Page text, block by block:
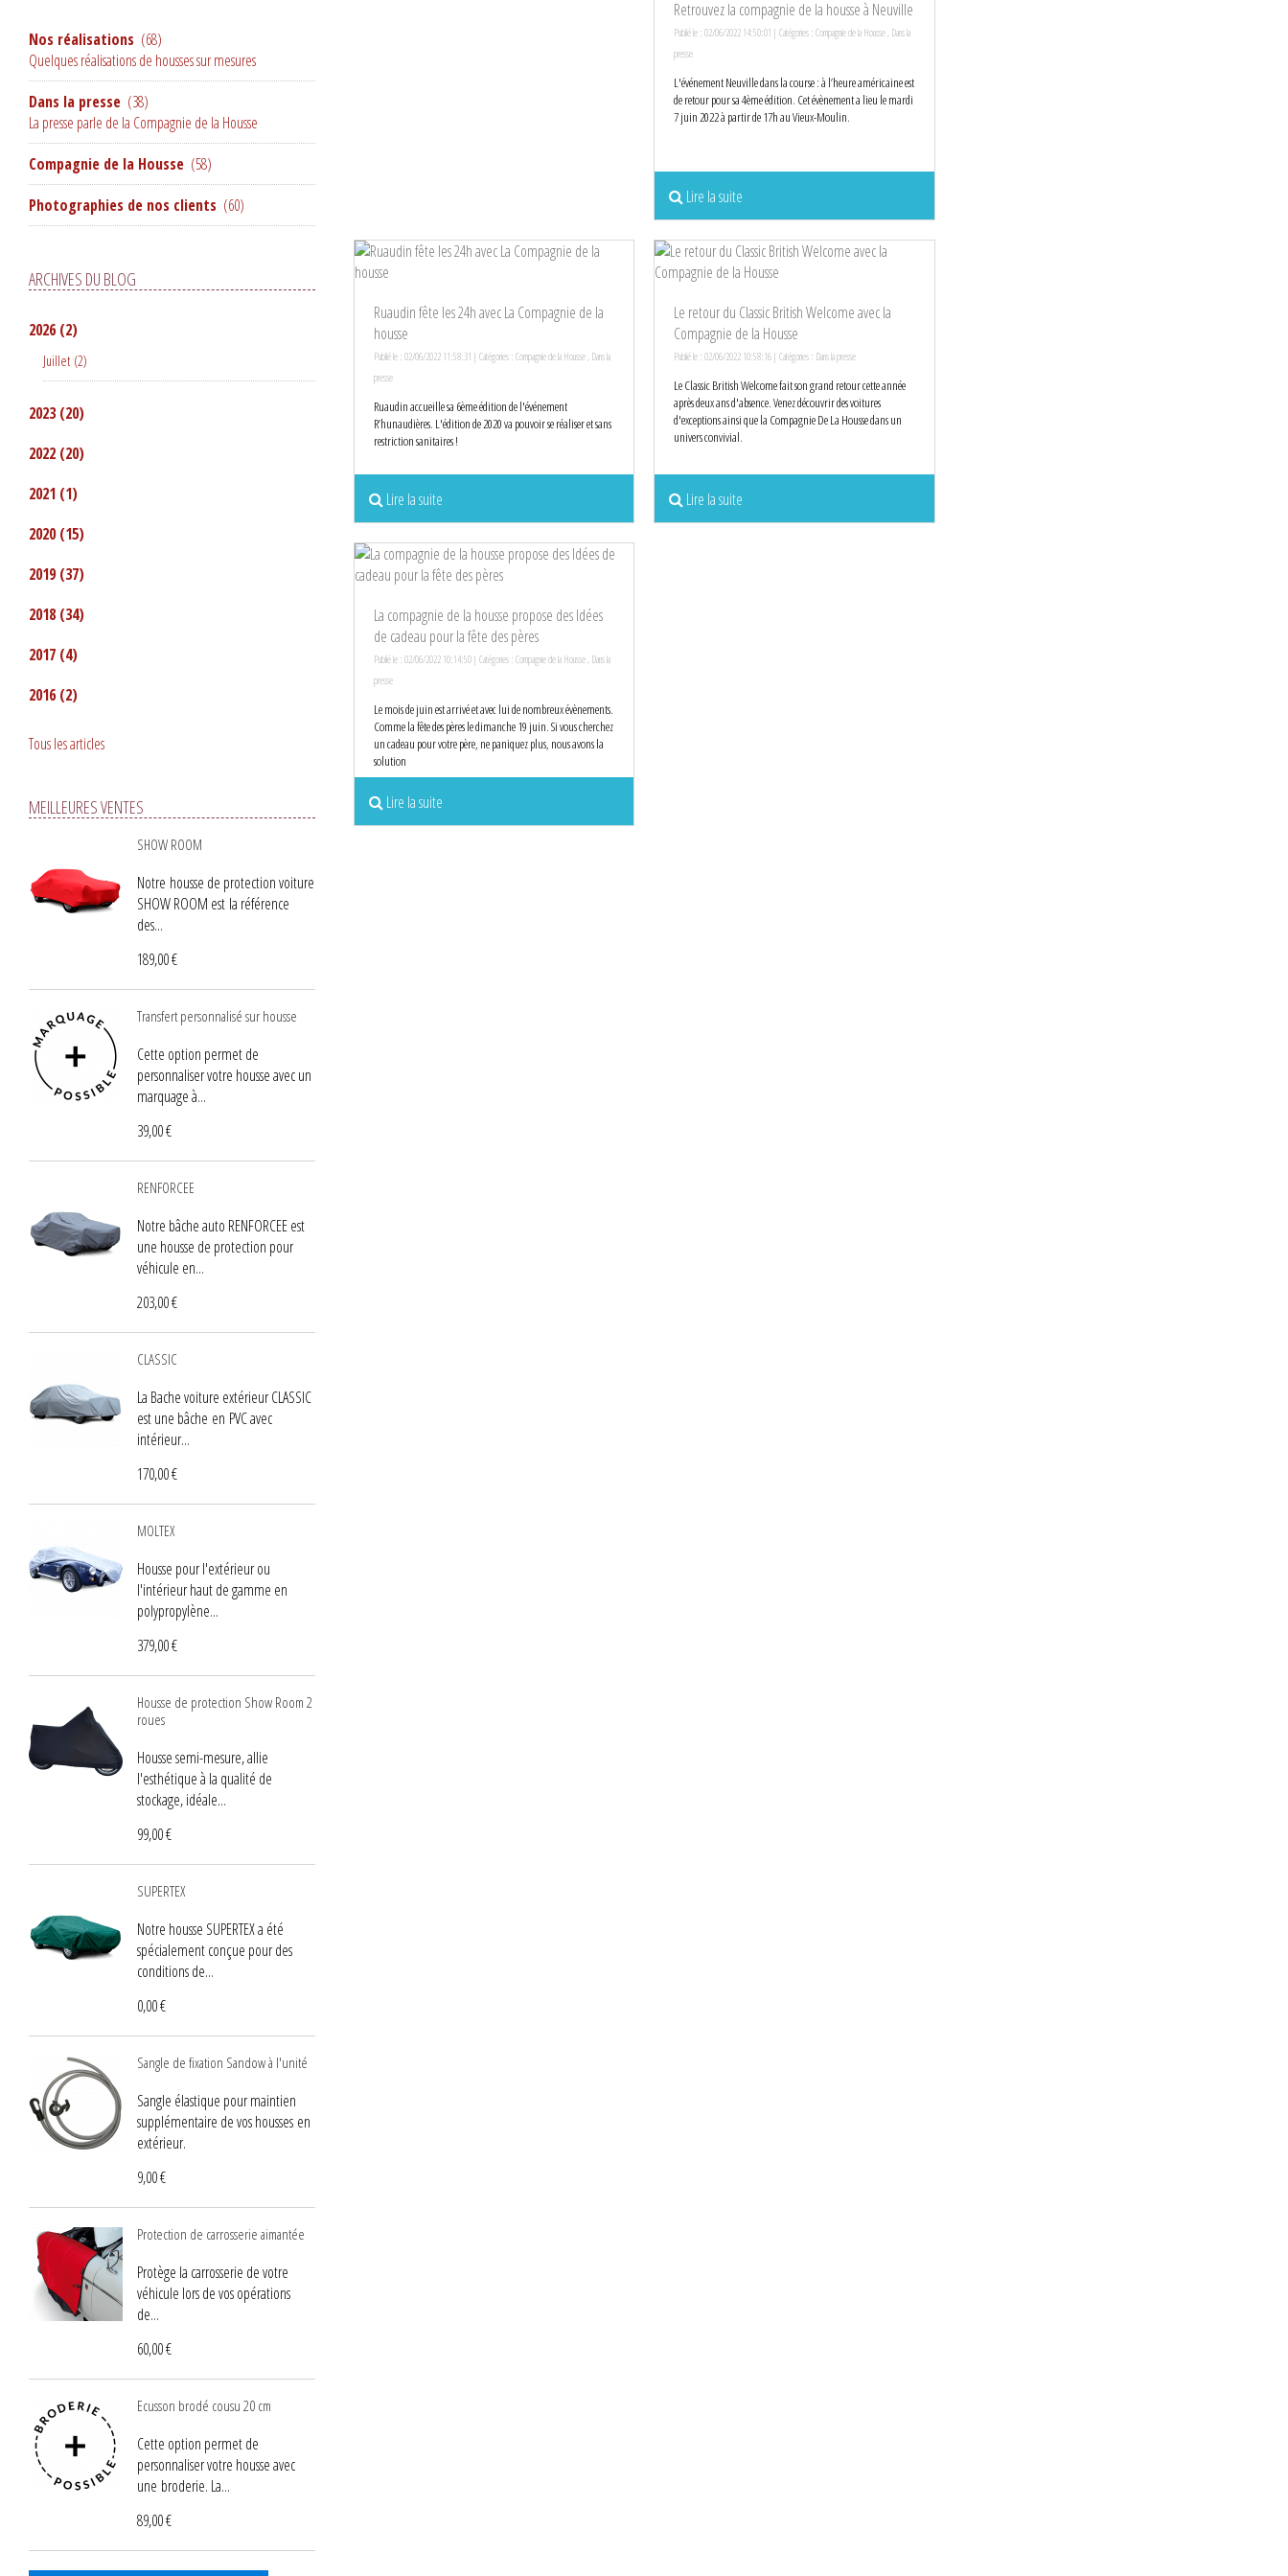
Nos réalisations (68)
Quelques réalisations de housses sur mesures
Dans la presse (38)
La presse parle de la Compagnie de la Housse
Compagnie de la Housse (58)
Photographies de nos clients (60)
ARCHIVES DU BLOG
2026 (2)
Juillet (2)
2023 (20)
2022 (20)
2021 (1)
2020(15)
2019(37)
2018 (34)
2017 (4)
2016 (2)
Tous les articles
MEILLEURES VENTES
SHOW ROOM
Notre housse de protection voiture
SHOW ROOM est la référence
des...
189,00 €
Transfert personnalisé sur housse
Cette option permet de
personnaliser votre housse avec un
marquage à...
39,00 €
RENFORCEE
Notre bâche auto RENFORCEE est
une housse de protection pour
véhicule en...
203,00 €
CLASSIC
La Bache voiture extérieur CLASSIC
est une bâche en PVC avec
intérieur...
170,00 €
MOLTEX
Housse pour l'extérieur ou
l'intérieur haut de gamme en
polypropylène...
379,00 €
Housse de protection Show Room 2
roues
Housse semi-mesure, allie
l'esthétique à la qualité de
stockage, idéale...
99,00 €
SUPERTEX
Notre housse SUPERTEX a été
spécialement conçue pour des
conditions de...
0,00 €
Sangle de fixation Sandow à l'unité
Sangle élastique pour maintien
supplémentaire de vos housses en
extérieur.
9,00 €
Protection de carrosserie aimantée
Protège la carrosserie de votre
véhicule lors de vos opérations
de...
60,00 €
Ecusson brodé cousu 20 cm
Cette option permet de
personnaliser votre housse avec
une broderie. La...
89,00 €
Retrouvez la compagnie de la housse à Neuville
Publié le : 02/06/2022 14:50:01 | Catégories : Compagnie de la Housse Dans la
presse
L'événement Neuville dans la course : à l’heure américaine est
de retour pour sa 4ème édition. Cet évènement a lieu le mardi
7 juin 2022 à partir de 17h au Vieux-Moulin.
Lire la suite
Ruaudin fête les 24h avec La Compagnie de la
housse
Publié le : 02/06/2022 11:58:31 | Catégories : Compagnie de la Housse, Dans la
presse
Ruaudin accueille sa 6ème édition de l'événement
R’hunaudières. L'édition de 2020 va pouvoir se réaliser et sans
restriction sanitaires !
Lire la suite
Le retour du Classic British Welcome avec la
Compagnie de la Housse
Publié le : 02/06/2022 10:58:16 | Catégories : Dans la presse
Le Classic British Welcome fait son grand retour cette année
après deux ans d'absence. Venez découvrir des voitures
d'exceptions ainsi que la Compagnie De La Housse dans un
univers convivial.
Lire la suite
La compagnie de la housse propose des Idées
de cadeau pour la fête des pères
Publié le : 02/06/2022 10:14:50 | Catégories : Compagnie de la Housse, Dans la
presse
Le mois de juin est arrivé et avec lui de nombreux évènements.
Comme la fête des pères le dimanche 19 juin. Si vous cherchez
un cadeau pour votre père, ne paniquez plus, nous avons la
solution
Lire la suite